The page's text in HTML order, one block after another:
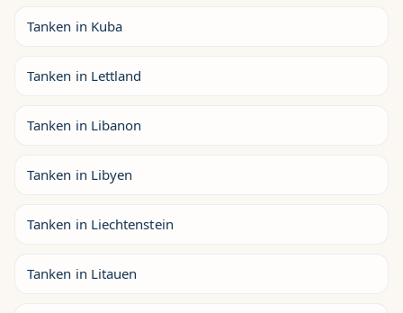
Tanken in Kuba
Tanken in Lettland
Tanken in Libanon
Tanken in Libyen
Tanken in Liechtenstein
Tanken in Litauen